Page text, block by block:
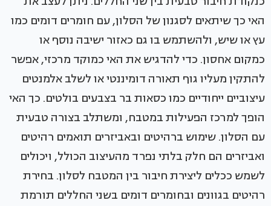
האי כך שיתאים לסגנון של הסלון, עם חומרים דומים כמו
עץ או שיש, ולהשתמש בו גם כאזור ישיבה נוסף או
כמקום אחסון. כדי להדגיש את האי כמוקד מרכזי, אפשר
להתקין מעליו גוף תאורה דומיננטי או לשלב אלמנטים
עיצוביים ייחודיים כמו כסאות בר בצבעים בולטים. כך האי
הופך למרכז הפעילות במטבח, ומשתלב בצורה טבעית
עם הסלון. שימוש ברהיטים ובאביזרים תואמים רהיטים
ואביזרים הם חלק בלתי נפרד מהעיצוב הכולל, ויכולים
לשמש ככלים ליצירת חיבור בין המטבח לסלון. בחירת
רהיטים בגוונים ובחומרים דומים בשני החללים תורמת